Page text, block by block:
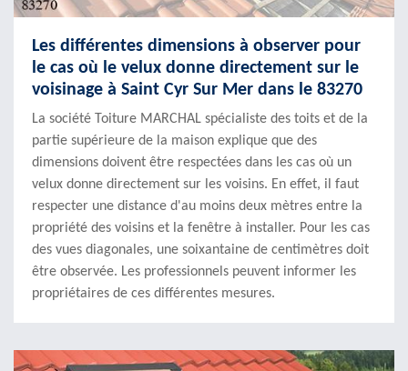
Les différentes dimensions à observer pour
le cas où le velux donne directement sur le
voisinage à Saint Cyr Sur Mer dans le 83270
La société Toiture MARCHAL spécialiste des toits et de la
partie supérieure de la maison explique que des
dimensions doivent être respectées dans les cas où un
velux donne directement sur les voisins. En effet, il faut
respecter une distance d'au moins deux mètres entre la
propriété des voisins et la fenêtre à installer. Pour les cas
des vues diagonales, une soixantaine de centimètres doit
être observée. Les professionnels peuvent informer les
propriétaires de ces différentes mesures.